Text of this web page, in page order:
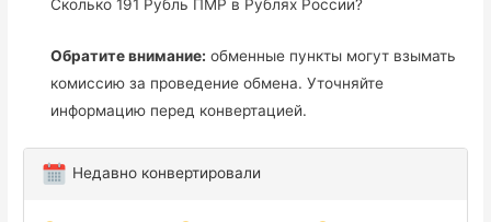
Сколько 191 Рубль ПМР в Рублях России?
Обратите внимание: обменные пункты могут взымать
комиссию за проведение обмена. Уточняйте
информацию перед конвертацией.
Недавно конвертировали